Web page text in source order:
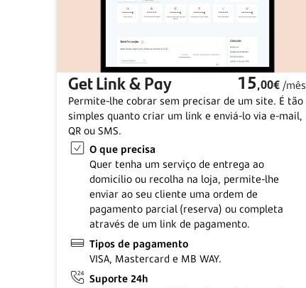
Get Link & Pay 15,00€ /mês
Permite-lhe cobrar sem precisar de um site. É tão
simples quanto criar um link e enviá-lo via e-mail,
QR ou SMS.
O que precisa
Quer tenha um serviço de entrega ao
domicílio ou recolha na loja, permite-lhe
enviar ao seu cliente uma ordem de
pagamento parcial (reserva) ou completa
através de um link de pagamento.
Tipos de pagamento
VISA, Mastercard e MB WAY.
Suporte 24h